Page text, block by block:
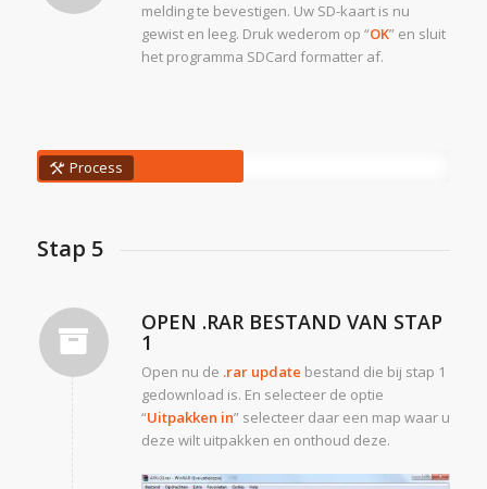
melding te bevestigen. Uw SD-kaart is nu
gewist en leeg. Druk wederom op “OK” en sluit
het programma SDCard formatter af.
Process
Stap 5
OPEN .RAR BESTAND VAN STAP
1
Open nu de .rar update bestand die bij stap 1
gedownload is. En selecteer de optie
“Uitpakken in” selecteer daar een map waar u
deze wilt uitpakken en onthoud deze.